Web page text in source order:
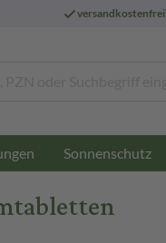
versandkostenfrei
Sonnenschutz